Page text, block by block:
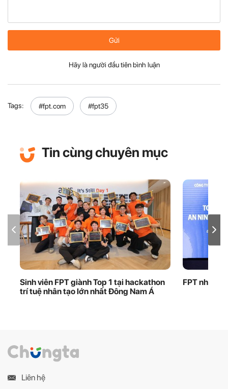
Gửi
Hãy là người đầu tiên bình luận
Tags: #fpt.com #fpt35
Tin cùng chuyên mục
Sinh viên FPT giành Top 1 tại hackathon
trí tuệ nhân tạo lớn nhất Đông Nam Á
FPT nhận
Liên hệ